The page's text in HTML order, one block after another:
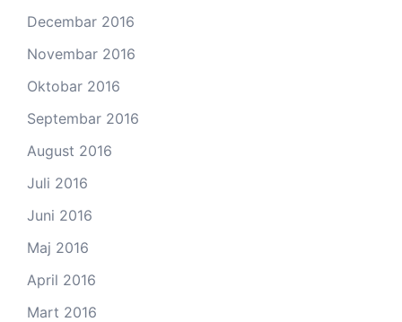
Decembar 2016
Novembar 2016
Oktobar 2016
Septembar 2016
August 2016
Juli 2016
Juni 2016
Maj 2016
April 2016
Mart 2016